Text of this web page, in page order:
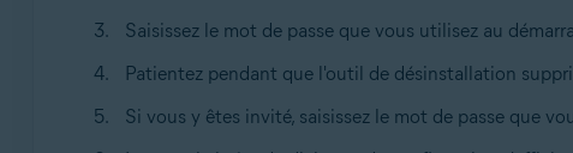
Saisissez le mot de passe que vous utilisez au
Patientez pendant que l'outil de désinstallation
Si vous y êtes invité, saisissez le mot de passe que